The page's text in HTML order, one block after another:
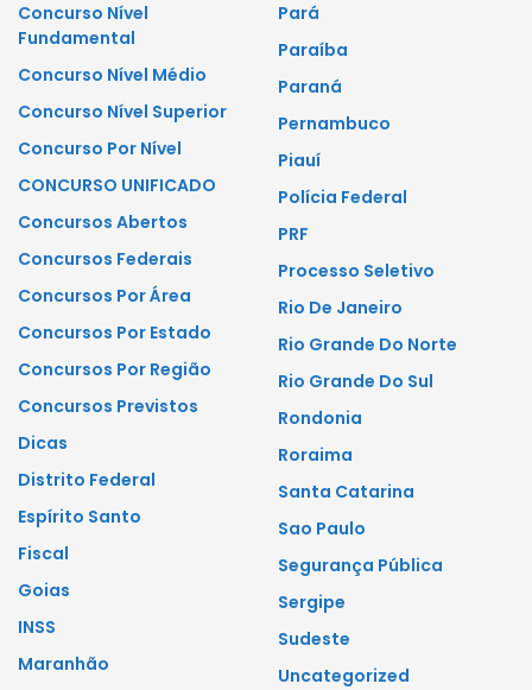
Concurso Nível
Fundamental
Concurso Nível Médio
Concurso Nível Superior
Concurso Por Nível
CONCURSO UNIFICADO
Concursos Abertos
Concursos Federais
Concursos Por Área
Concursos Por Estado
Concursos Por Região
Concursos Previstos
Dicas
Distrito Federal
Espírito Santo
Fiscal
Goias
INSS
Maranhão
Pará
Paraíba
Paraná
Pernambuco
Piauí
Polícia Federal
PRF
Processo Seletivo
Rio De Janeiro
Rio Grande Do Norte
Rio Grande Do Sul
Rondonia
Roraima
Santa Catarina
Sao Paulo
Segurança Pública
Sergipe
Sudeste
Uncategorized